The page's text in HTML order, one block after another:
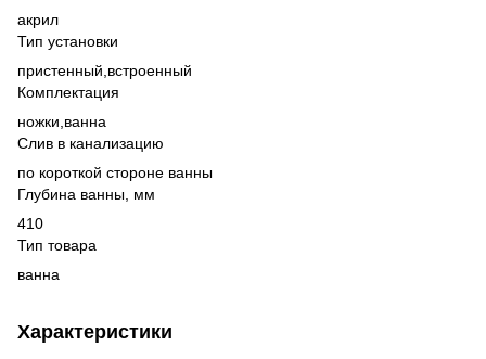
акрил
Тип установки
пристенный, встроенный
Комплектация
ножки, ванна
Слив в канализацию
по короткой стороне ванны
Глубина ванны, мм
410
Тип товара
ванна
Характеристики